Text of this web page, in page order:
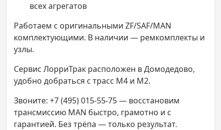
всех агрегатов
Работаем с оригинальными ZF/SAF/MAN
комплектующими. В наличии — ремкомплекты и
узлы.
Сервис ЛорриТрак расположен в Домодедово,
удобно добраться с трасс М4 и М2.
Звоните: +7 (495) 015-55-75 — восстановим
трансмиссию MAN быстро, грамотно и с
гарантией. Без трёпа — только результат.